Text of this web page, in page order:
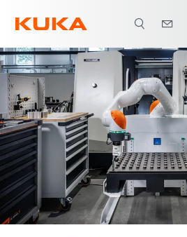
Programowanie Środki bezpieczeństwa